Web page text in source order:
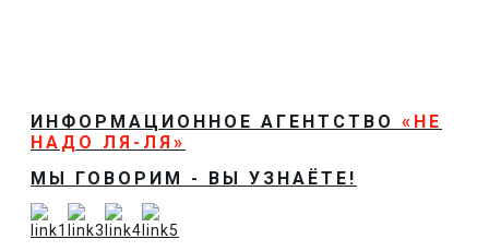
ИНФОРМАЦИОННОЕ АГЕНТСТВО «НЕ
НАДО ЛЯ-ЛЯ»
МЫ ГОВОРИМ - ВЫ УЗНАЁТЕ!